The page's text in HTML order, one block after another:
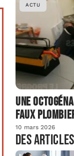
ACTU
Une
faux
10 mars 2026
Des